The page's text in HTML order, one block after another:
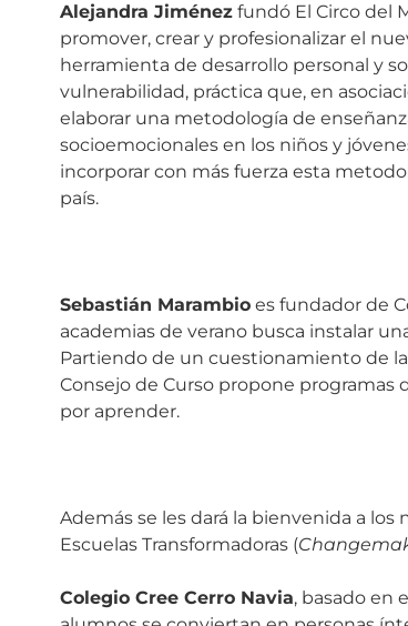
Alejandra Jiménez fundó El Circo del
promover, crear y profesionalizar el
herramienta de desarrollo personal y
vulnerabilidad, práctica que, en
elaborar una metodología de
socioemocionales en los niños y
incorporar con más fuerza esta
país.
Sebastián Marambio es fundador de
academias de verano busca instalar
Partiendo de un cuestionamiento de
Consejo de Curso propone
por aprender.
Además se les dará la bienvenida a
Escuelas Transformadoras (
Colegio Cree Cerro Navia, basado en